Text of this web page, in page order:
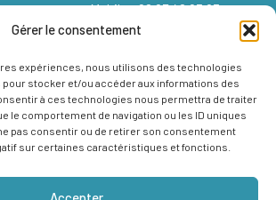
Gérer le consentement
expériences, nous utilisons des technologies
stocker et/ou accéder aux informations des
à ces technologies nous permettra de traiter
le comportement de navigation ou les ID uniques
pas consentir ou de retirer son consentement
sur certaines caractéristiques et fonctions.
Mobile : 06 87 46 93 83
Mail :